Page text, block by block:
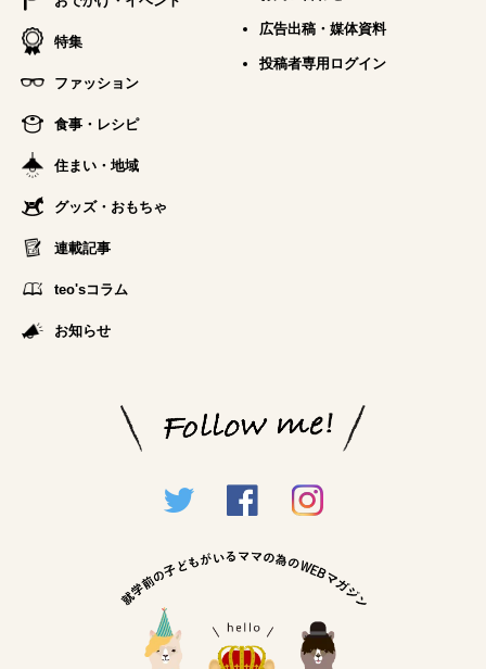
特集
ファッション
食事・レシピ
住まい・地域
グッズ・おもちゃ
連載記事
teo'sコラム
お知らせ
広告出稿・媒体資料
投稿者専用ログイン